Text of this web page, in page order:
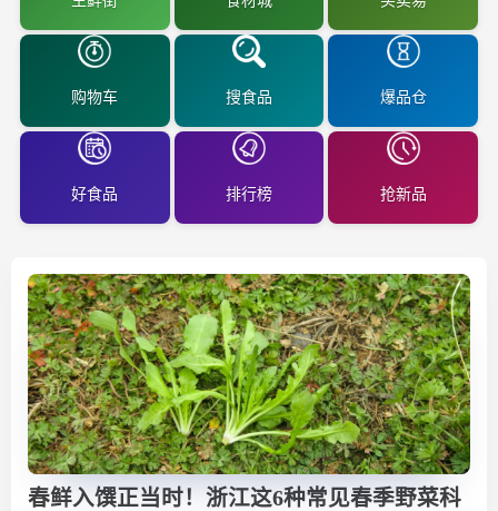
购物车 搜食品 爆品仓
好食品 排行榜 抢新品
春鲜入馔正当时！浙江这6种常见春季野菜科